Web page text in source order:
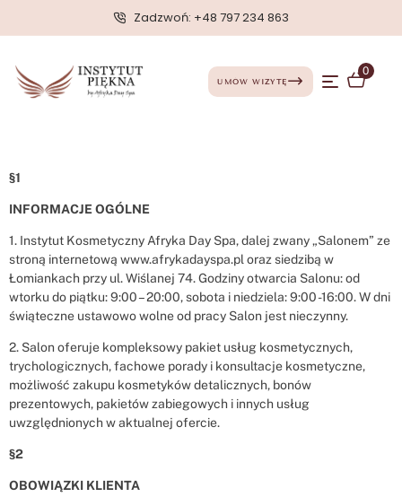
Zadzwoń: +48 797 234 863
UMÓW WIZYTĘ
0
Regulamin usług Afryka Day
Spa
§1
INFORMACJE OGÓLNE
1. Instytut Kosmetyczny Afryka Day Spa, dalej zwany „Salonem” ze
stroną internetową www.afrykadayspa.pl oraz siedzibą w
Łomiankach przy ul. Wiślanej 74. Godziny otwarcia Salonu: od
wtorku do piątku: 9:00 – 20:00, sobota i niedziela: 9:00 -16:00. W dni
świąteczne ustawowo wolne od pracy Salon jest nieczynny.
2. Salon oferuje kompleksowy pakiet usług kosmetycznych,
trychologicznych, fachowe porady i konsultacje kosmetyczne,
możliwość zakupu kosmetyków detalicznych, bonów
prezentowych, pakietów zabiegowych i innych usług
uwzględnionych w aktualnej ofercie.
§2
OBOWIĄZKI KLIENTA